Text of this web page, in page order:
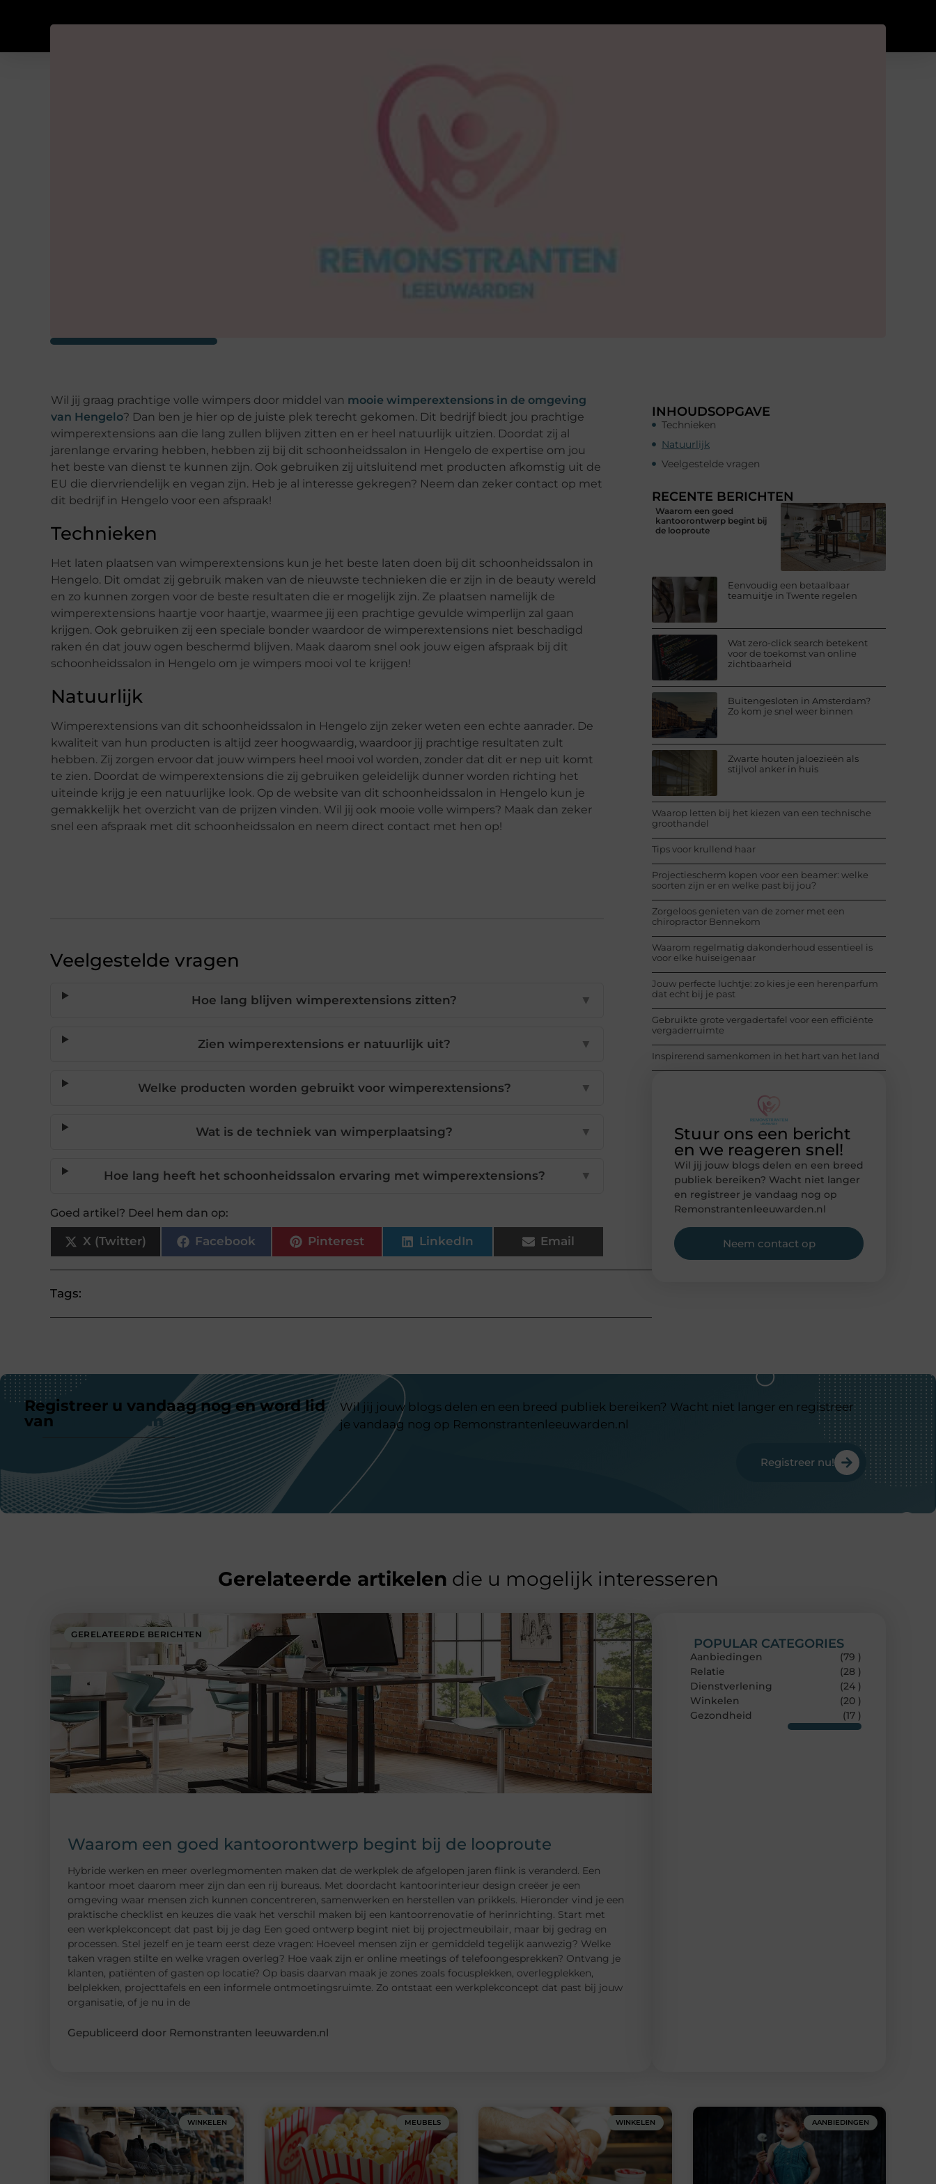
Wil jij graag prachtige volle wimpers door middel van mooie wimperextensions in de omgeving
van Hengelo? Dan ben je hier op de juiste plek terecht gekomen. Dit bedrijf biedt jou prachtige
wimperextensions aan die lang zullen blijven zitten en er heel natuurlijk uitzien. Doordat zij al
jarenlange ervaring hebben, hebben zij bij dit schoonheidssalon in Hengelo de expertise om jou
het beste van dienst te kunnen zijn. Ook gebruiken zij uitsluitend met producten afkomstig uit de
EU die diervriendelijk en vegan zijn. Heb je al interesse gekregen? Neem dan zeker contact op met
dit bedrijf in Hengelo voor een afspraak!
Technieken
Het laten plaatsen van wimperextensions kun je het beste laten doen bij dit schoonheidssalon in
Hengelo. Dit omdat zij gebruik maken van de nieuwste technieken die er zijn in de beauty wereld
en zo kunnen zorgen voor de beste resultaten die er mogelijk zijn. Ze plaatsen namelijk de
wimperextensions haartje voor haartje, waarmee jij een prachtige gevulde wimperlijn zal gaan
krijgen. Ook gebruiken zij een speciale bonder waardoor de wimperextensions niet beschadigd
raken én dat jouw ogen beschermd blijven. Maak daarom snel ook jouw eigen afspraak bij dit
schoonheidssalon in Hengelo om je wimpers mooi vol te krijgen!
Natuurlijk
Wimperextensions van dit schoonheidssalon in Hengelo zijn zeker weten een echte aanrader. De
kwaliteit van hun producten is altijd zeer hoogwaardig, waardoor jij prachtige resultaten zult
hebben. Zij zorgen ervoor dat jouw wimpers heel mooi vol worden, zonder dat dit er nep uit komt
te zien. Doordat de wimperextensions die zij gebruiken geleidelijk dunner worden richting het
uiteinde krijg je een natuurlijke look. Op de website van dit schoonheidssalon in Hengelo kun je
gemakkelijk het overzicht van de prijzen vinden. Wil jij ook mooie volle wimpers? Maak dan zeker
snel een afspraak met dit schoonheidssalon en neem direct contact met hen op!
Veelgestelde vragen
Hoe lang blijven wimperextensions zitten? ▼
Zien wimperextensions er natuurlijk uit? ▼
Welke producten worden gebruikt voor wimperextensions? ▼
Wat is de techniek van wimperplaatsing? ▼
Hoe lang heeft het schoonheidssalon ervaring met wimperextensions? ▼
Goed artikel? Deel hem dan op:
X (Twitter) Facebook Pinterest LinkedIn Email
Tags:
INHOUDSOPGAVE
Technieken
Natuurlijk
Veelgestelde vragen
RECENTE BERICHTEN
Waarom een goed
kantoorontwerp begint bij
de looproute
Eenvoudig een betaalbaar
teamuitje in Twente regelen
Wat zero-click search betekent
voor de toekomst van online
zichtbaarheid
Buitengesloten in Amsterdam?
Zo kom je snel weer binnen
Zwarte houten jaloezieën als
stijlvol anker in huis
Waarop letten bij het kiezen van een technische
groothandel
Tips voor krullend haar
Projectiescherm kopen voor een beamer: welke
soorten zijn er en welke past bij jou?
Zorgeloos genieten van de zomer met een
chiropractor Bennekom
Waarom regelmatig dakonderhoud essentieel is
voor elke huiseigenaar
Jouw perfecte luchtje: zo kies je een herenparfum
dat echt bij je past
Gebruikte grote vergadertafel voor een efficiënte
vergaderruimte
Inspirerend samenkomen in het hart van het land
Stuur ons een bericht
en we reageren snel!
Wil jij jouw blogs delen en een breed
publiek bereiken? Wacht niet langer
en registreer je vandaag nog op
Remonstrantenleeuwarden.nl
Neem contact op
Registreer u vandaag nog en word lid
van
ons platform
Wil jij jouw blogs delen en een breed publiek bereiken? Wacht niet langer en registreer
je vandaag nog op Remonstrantenleeuwarden.nl
Registreer nu!
Gerelateerde artikelen die u mogelijk interesseren
GERELATEERDE BERICHTEN
Waarom een goed kantoorontwerp begint bij de looproute
Hybride werken en meer overlegmomenten maken dat de werkplek de afgelopen jaren flink is veranderd. Een
kantoor moet daarom meer zijn dan een rij bureaus. Met doordacht kantoorinterieur design creëer je een
omgeving waar mensen zich kunnen concentreren, samenwerken en herstellen van prikkels. Hieronder vind je een
praktische checklist en keuzes die vaak het verschil maken bij een kantoorrenovatie of herinrichting. Start met
een werkplekconcept dat past bij je dag Een goed ontwerp begint niet bij projectmeubilair, maar bij gedrag en
processen. Stel jezelf en je team eerst deze vragen: Hoeveel mensen zijn er gemiddeld tegelijk aanwezig? Welke
taken vragen stilte en welke vragen overleg? Hoe vaak zijn er online meetings of telefoongesprekken? Ontvang je
klanten, patiënten of gasten op locatie? Op basis daarvan maak je zones zoals focusplekken, overlegplekken,
belplekken, projecttafels en een informele ontmoetingsruimte. Zo ontstaat een werkplekconcept dat past bij jouw
organisatie, of je nu in de
Gepubliceerd door Remonstranten leeuwarden.nl
POPULAR CATEGORIES
Aanbiedingen
(79 )
Relatie
(28 )
Dienstverlening
(24 )
Winkelen
(20 )
Gezondheid
(17 )
WINKELEN MEUBELS WINKELEN AANBIEDINGEN